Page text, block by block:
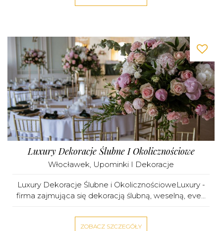
Luxury Dekoracje Ślubne I Okolicznościowe
Włocławek, Upominki I Dekoracje
Luxury Dekoracje Ślubne i OkolicznościoweLuxury -
firma zajmująca się dekoracją ślubną, weselną, eve...
ZOBACZ SZCZEGÓŁY